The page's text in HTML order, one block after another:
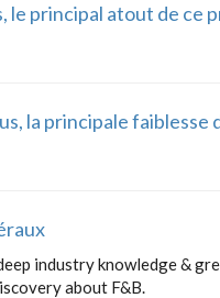
le principal atout de ce
la principale faiblesse
industry knowledge &
about F&B.